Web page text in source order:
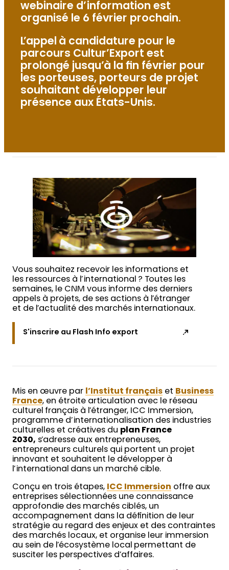
webinaire d’information est
organisé le 6 février prochain.
L’appel à candidature pour le
parcours Cultur’Export est
prolongé jusqu’à la fin février pour
les porteuses, porteurs de projet
souhaitant développer leur
présence aux États-Unis.
Vous souhaitez recevoir les informations et
les ressources à l’international ? Toutes les
semaines, le CNM vous informe des derniers
appels à projets, de ses actions à l’étranger
et de l’actualité des marchés internationaux.
S'inscrire au Flash Info export
Mis en œuvre par l’Institut français et Business
France, en étroite articulation avec le réseau
culturel français à l’étranger, ICC Immersion,
programme d’internationalisation des industries
culturelles et créatives du plan France
2030, s’adresse aux entrepreneuses,
entrepreneurs culturels qui portent un projet
innovant et souhaitent le développer à
l’international dans un marché cible.
Conçu en trois étapes, ICC Immersion offre aux
entreprises sélectionnées une connaissance
approfondie des marchés ciblés, un
accompagnement dans la définition de leur
stratégie au regard des enjeux et des contraintes
des marchés locaux, et organise leur immersion
au sein de l’écosystème local permettant de
susciter les perspectives d’affaires.